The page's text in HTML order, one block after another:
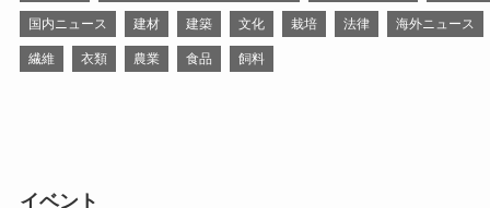
国内ニュース 建材 建築 文化 栽培 法律 海外ニュース
繊維 衣類 農業 食品 飼料
イベント